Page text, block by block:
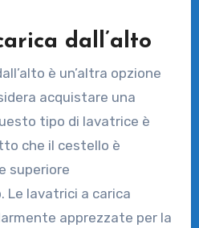
dall’alto
è un’altra opzione
acquistare una
tipo di lavatrice è
che il cestello è
superiore
Le lavatrici a carica
apprezzate per la